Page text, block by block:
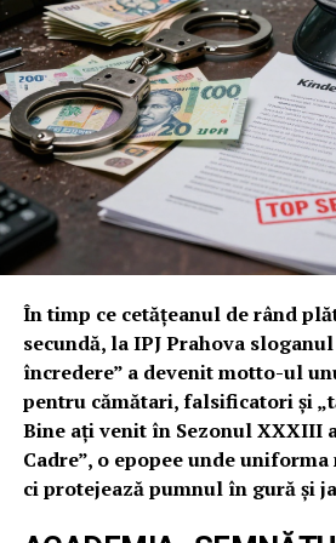
DE CE NICI MĂCAR
VOR: PORTRETUL
„RECLAMAGIU” LENEȘ
Surpriza serii a fost însă refuzul
al lui Ginel Preda. Deși sunt
sacrificiu”, aceștia au realizat că
investiție mai proastă decât un
Prahova. Motivele refuzului lor,
un comic absolut:
Habarnism profesional:
meseria de la BCI cam cât
zborul cu avionul.
Turnătorul periculos:Chiar
este frică să-i dea puterea,
În timp ce cetățeanul de rând
secundă, la IPJ Prahova
încredere” a devenit motto-ul
pentru cămătari, falsificatori și
Bine ați venit în Sezonul XXXIII
Cadre”, o epopee unde
ci protejează pumnul în gură și